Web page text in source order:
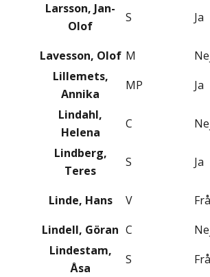
Larsson, Jan-
Olof
S Ja
Lavesson, Olof M
Lillemets,
Annika
MP Ja
Lindahl,
Helena
C
Lindberg,
Teres
S Ja
Linde, Hans V
Lindell, Göran C
Lindestam,
Åsa
S